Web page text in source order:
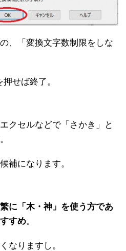
、「変換文字数制限をしな
せば終了。
クセルなどで「さかき」と
補になります。
に「木・神」を使う方であ
すめ。
なりますし。